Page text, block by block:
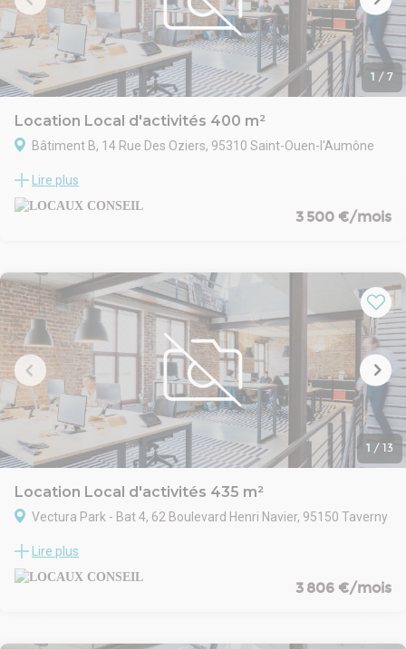
1 / 7
Location Local d'activités 400 m²
Bâtiment B, 14 Rue Des Oziers, 95310 Saint-Ouen-l'Aumône
est réparti sur deux bâtiments. Chaque lot possède une porte
sectionnelle et dispose de 5 places de stationnement.
À proximité immédiate de la nationale N184, et des autoroutes
également accessible par la station Saint-Ouen-l’Aumône
desservie par le train H et le RER C.
Lire plus
3 500 €/mois
1 / 13
Location Local d'activités 435 m²
Vectura Park - Bat 4, 62 Boulevard Henri Navier, 95150 Taverny
Taverny, dans un environnement dynamique regroupant de
nombreuses entreprises industrielles et logistiques. Le site,
entièrement clos et sécurisé, bénéficie de prestations adaptées
localisation stratégique, à proximité immédiate des autoroutes
Lire plus
3 806 €/mois